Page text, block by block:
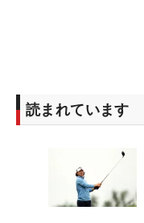
読まれています